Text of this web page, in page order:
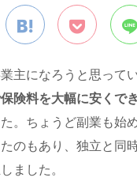
主になろうと思って
険料を大幅に安くで
。ちょうど副業も始
のもあり、独立と同
ました。